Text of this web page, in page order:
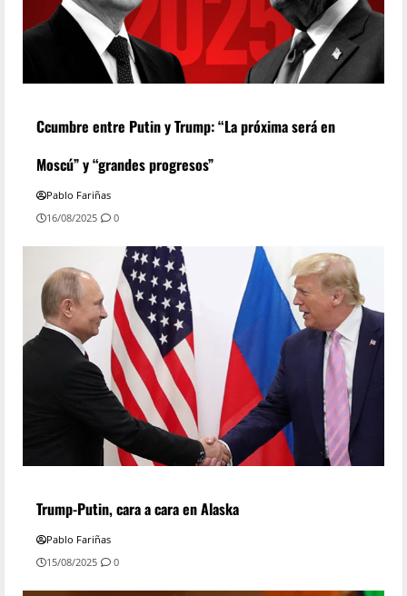
Ccumbre entre Putin y Trump: “La próxima será en
Moscú” y “grandes progresos”
Pablo Fariñas
16/08/2025
0
Trump-Putin, cara a cara en Alaska
Pablo Fariñas
15/08/2025
0